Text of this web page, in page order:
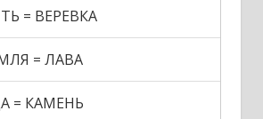
= ВЕРЕВКА
= ЛАВА
= КАМЕНЬ